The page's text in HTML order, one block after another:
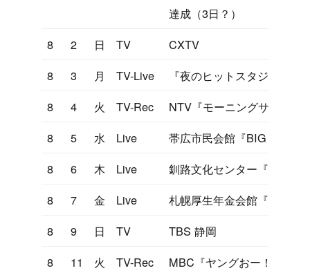
達成（3日？）
8
2 日 TV
CXTV
8
3 月 TV-Live
『夜のヒットスタジオ』セ
8
4 火 TV-Rec
NTV『モーニングサラダ』
8
5 水 Live
帯広市民会館『BIG
8
6 木 Live
釧路文化センター『BIG
8
7 金 Live
札幌厚生年金会館『BIG
8
9 日 TV
TBS 静岡
8
11 火 TV-Rec
MBC『ヤングおー！おー！